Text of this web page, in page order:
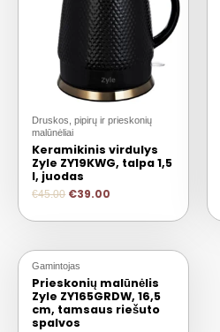
Druskos, pipirų ir prieskonių
malūnėliai
Keramikinis virdulys
Zyle ZY19KWG, talpa 1,5
l, juodas
€45.00 €39.00
Gamintojas
Prieskonių malūnėlis
Zyle ZY165GRDW, 16,5
cm, tamsaus riešuto
spalvos